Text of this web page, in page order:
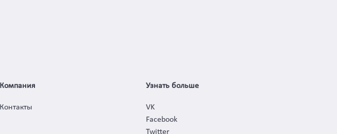
Компания
Контакты
Узнать больше
VK
Facebook
Twitter